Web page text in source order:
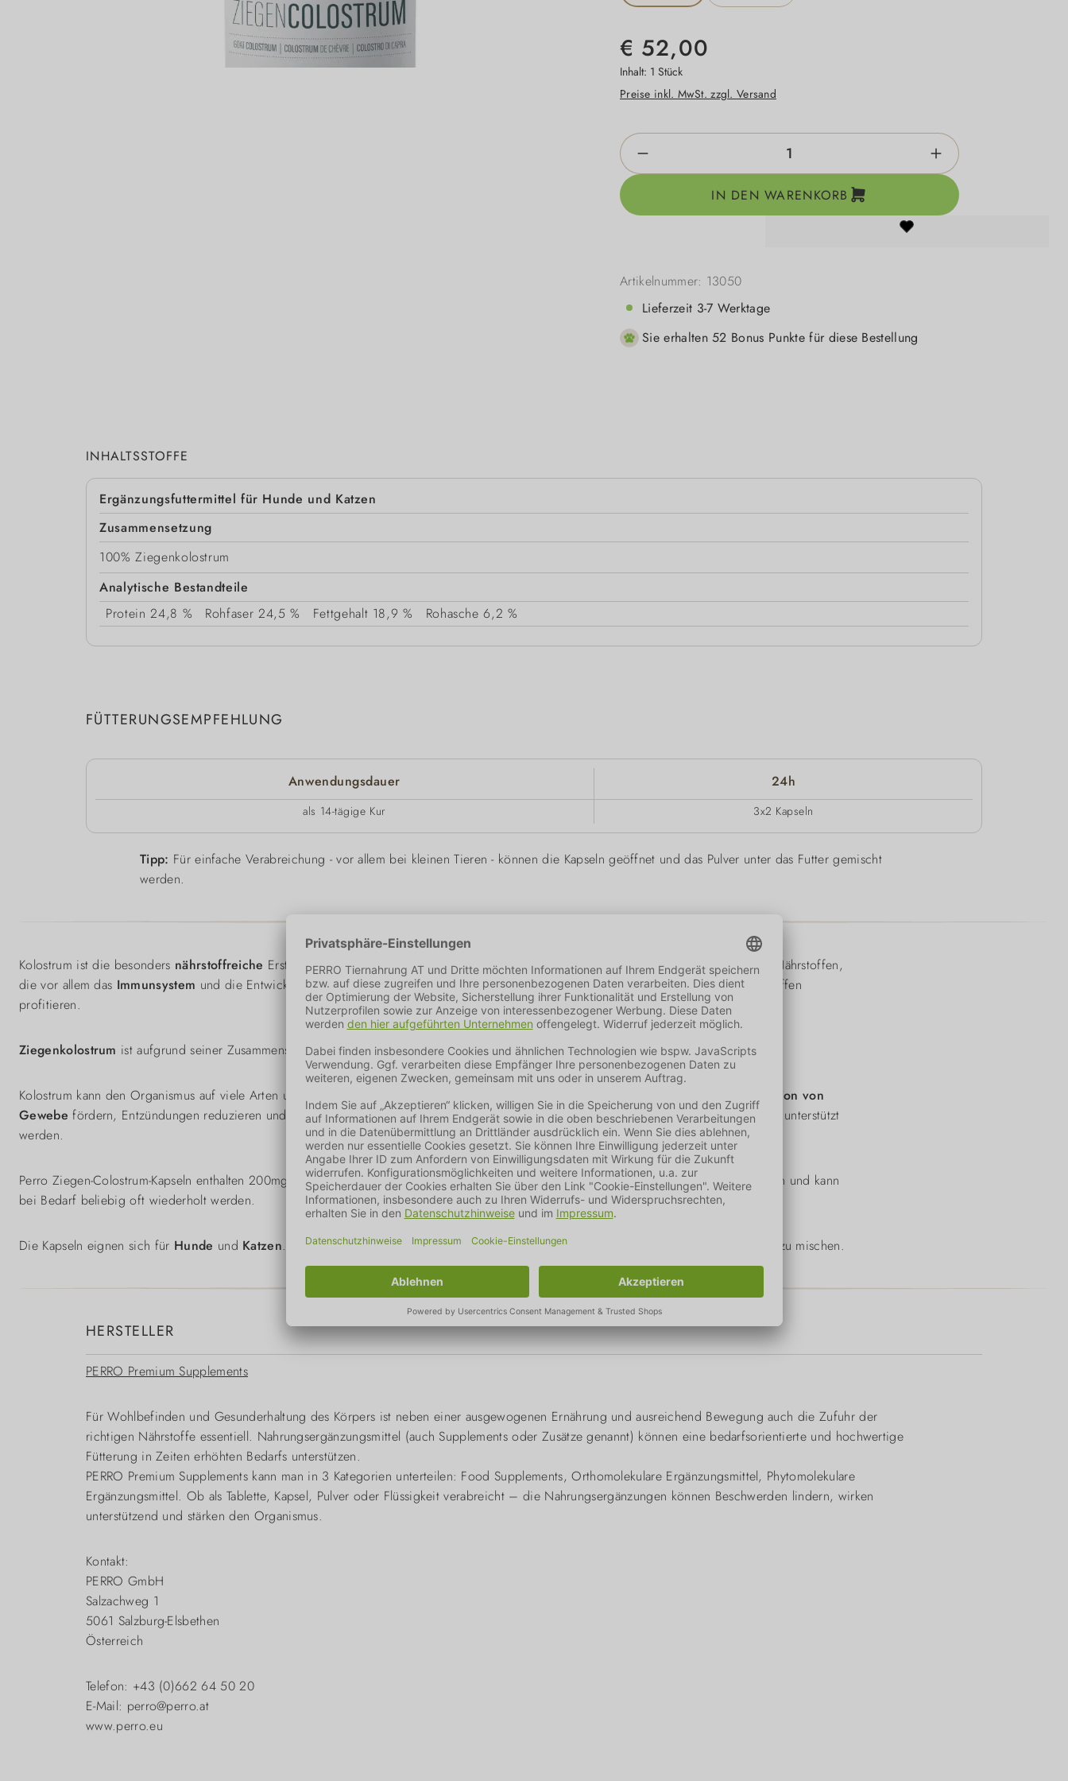
€ 52,00
Inhalt: 1 Stück
Preise inkl. MwSt. zzgl. Versand
Produkt Anzahl: Gib den gewünschten Wert ein oder
IN DEN WARENKORB
Artikelnummer: 13050
Lieferzeit 3-7 Werktage
Sie erhalten 52 Bonus Punkte für diese Bestellung
INHALTSSTOFFE
Ergänzungsfuttermittel für Hunde und Katzen
Zusammensetzung
100% Ziegenkolostrum
Analytische Bestandteile
Protein 24,8 % Rohfaser 24,5 % Fettgehalt 18,9 % Rohasche 6,2 %
FÜTTERUNGSEMPFEHLUNG
Anwendungsdauer 24h
als 14-tägige Kur 3x2 Kapseln
Tipp: Für einfache Verabreichung - vor allem bei kleinen Tieren - können die Kapseln geöffnet und das Pulver unter das Futter gemischt
werden.
Kolostrum ist die besonders nährstoffreiche Erstmilch, die Mütter direkt nach der Geburt produzieren. Sie ist reich anAntikörpernund Nährstoffen,
die vor allem das Immunsystem und die Entwicklung positiv beeinflussen. Auch erwachsene Tiere können von diesen wertvollen Inhaltsstoffen
profitieren.
Ziegenkolostrum ist aufgrund seiner Zusammensetzung bei Hunden dem Rinderkolostrum vorzuziehen.
Kolostrum kann den Organismus auf viele Arten unterstützen. Neben der stärkenden Wirkung auf das Immunsystem kann es die
Regeneration von
Gewebe fördern, Entzündungen reduzieren und sogarAllergien lindern. Auch derMuskelaufbaukann mit diesem Präparat bestmöglich unterstützt
werden.
Perro Ziegen-Colostrum-Kapseln enthalten 200mg reines Kolostrum, ohne Füllstoffe. Das Produkt sollte als 14-tägige Kur angewendet werden und kann
bei Bedarf beliebig oft wiederholt werden.
Die Kapseln eignen sich für Hunde und Katzen. Bei kleinen Tieren empfiehlt es sich die Kapsel zu öffnen und das Pulver unter das Futter zu mischen.
HERSTELLER
PERRO Premium Supplements
Für Wohlbefinden und Gesunderhaltung des Körpers ist neben einer ausgewogenen Ernährung und ausreichend Bewegung auch die Zufuhr der
richtigen Nährstoffe essentiell. Nahrungsergänzungsmittel (auch Supplements oder Zusätze genannt) können eine bedarfsorientierte und hochwertige
Fütterung in Zeiten erhöhten Bedarfs unterstützen.
PERRO Premium Supplements kann man in 3 Kategorien unterteilen: Food Supplements, Orthomolekulare Ergänzungsmittel, Phytomolekulare
Ergänzungsmittel. Ob als Tablette, Kapsel, Pulver oder Flüssigkeit verabreicht – die Nahrungsergänzungen können Beschwerden lindern, wirken
unterstützend und stärken den Organismus.
Kontakt:
PERRO GmbH
Salzachweg 1
5061 Salzburg-Elsbethen
Österreich
Telefon: +43 (0)662 64 50 20
E-Mail: perro@perro.at
www.perro.eu